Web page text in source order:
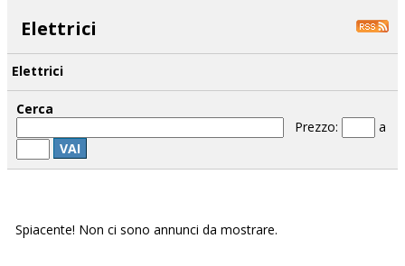
Elettrici
Elettrici
Cerca
Prezzo:
a
VAI
Spiacente! Non ci sono annunci da mostrare.